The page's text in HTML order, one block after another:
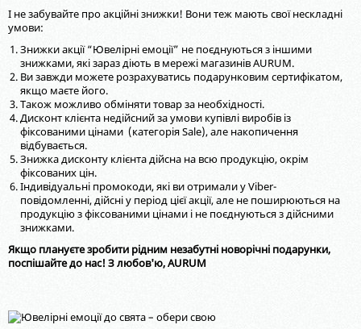
І не забувайте про акційні знижки! Вони теж мають свої нескладні
умови:
Знижки акції “Ювелірні емоції” не поєднуються з іншими
знижками, які зараз діють в мережі магазинів AURUM.
Ви завжди можете розрахуватись подарунковим сертифікатом,
якщо маєте його.
Також можливо обміняти товар за необхідності.
Дисконт клієнта недійсний за умови купівлі виробів із
фіксованими цінами (категорія Sale), але накопичення
відбувається.
Знижка дисконту клієнта дійсна на всю продукцію, окрім
фіксованих цін.
Індивідуальні промокоди, які ви отримали у Viber-
повідомленні, дійсні у період цієї акції, але не поширюються на
продукцію з фіксованими цінами і не поєднуються з дійсними
знижками.
Якщо плануєте зробити рідним незабутні новорічні подарунки,
поспішайте до нас! З любов'ю, AURUM